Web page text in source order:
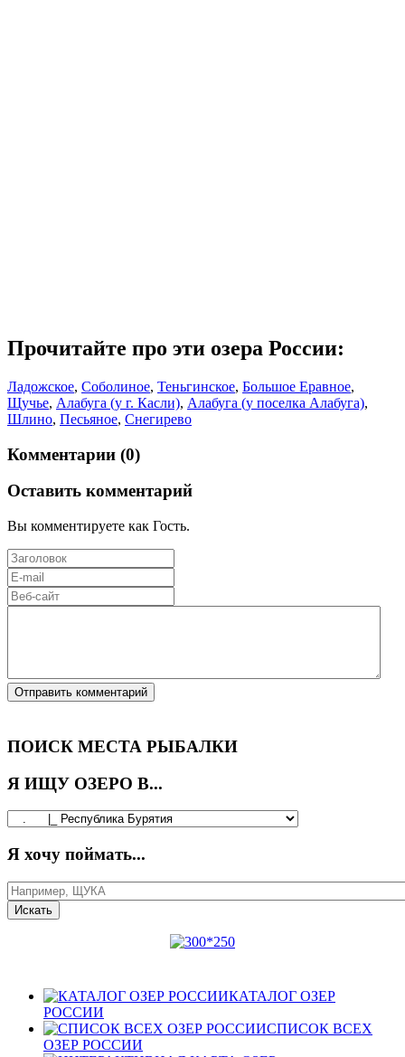
Прочитайте про эти озера России:
Ладожское, Соболиное, Теньгинское, Большое Еравное,
Щучье, Алабуга (у г. Касли), Алабуга (у поселка Алабуга),
Шлино, Песьяное, Снегирево
Комментарии (0)
Оставить комментарий
Вы комментируете как Гость.
ПОИСК МЕСТА РЫБАЛКИ
Я ИЩУ ОЗЕРО В...
Я хочу поймать...
КАТАЛОГ ОЗЕР
РОССИИ
СПИСОК ВСЕХ
ОЗЕР РОССИИ